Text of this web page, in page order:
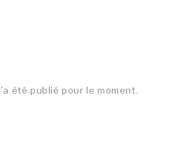
été publié pour le moment.